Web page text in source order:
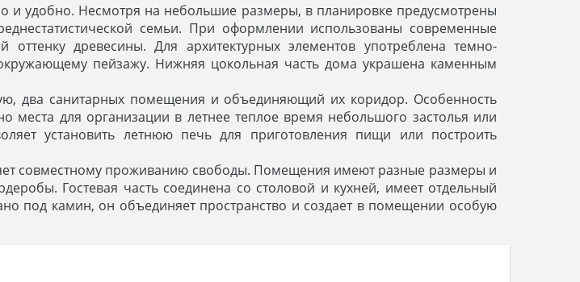
и удобно. Несмотря на небольшие размеры, в планировке предусмотрены
семьи. При оформлении использованы современные
древесины. Для архитектурных элементов употреблена темно-
пейзажу. Нижняя цокольная часть дома украшена каменным
два санитарных помещения и объединяющий их коридор. Особенность
места для организации в летнее теплое время небольшого застолья или
установить летнюю печь для приготовления пищи или построить
совместному проживанию свободы. Помещения имеют разные размеры и
Гостевая часть соединена со столовой и кухней, имеет отдельный
под камин, он объединяет пространство и создает в помещении особую